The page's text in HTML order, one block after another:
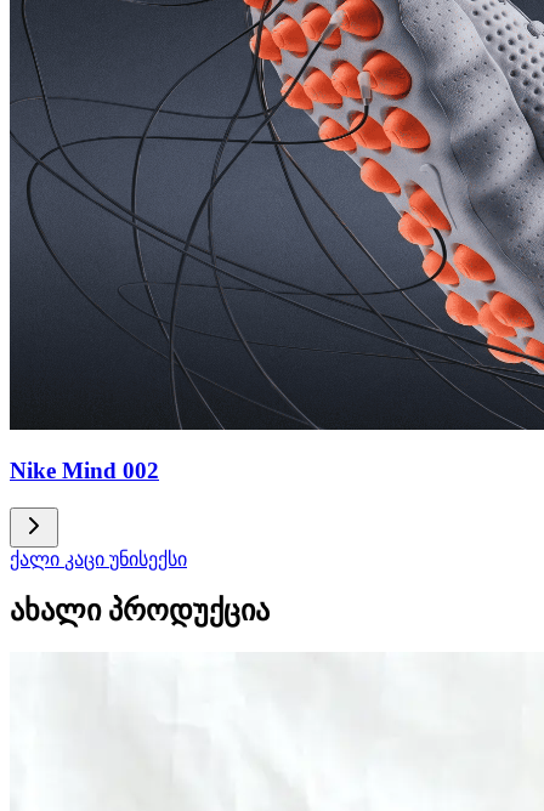
Nike Mind 002
ქალი კაცი უნისექსი
ახალი პროდუქცია